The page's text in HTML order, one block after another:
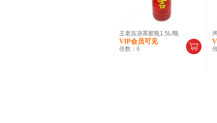
王老吉凉茶胶瓶1.5L/瓶
VIP会员可见
倍数： 6